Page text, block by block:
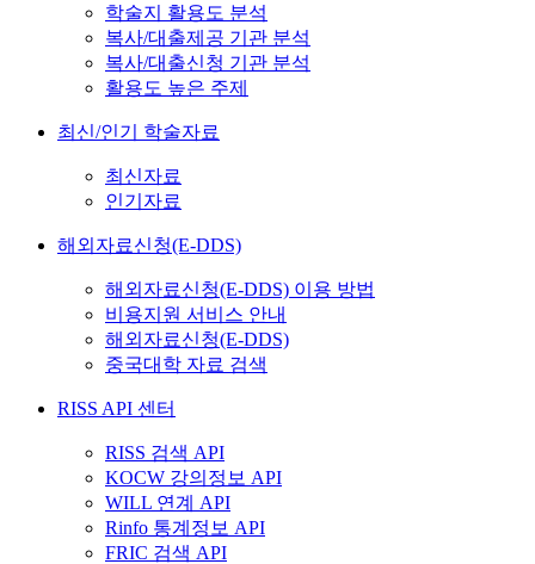
학술지 활용도 분석
복사/대출제공 기관 분석
복사/대출신청 기관 분석
활용도 높은 주제
최신/인기 학술자료
최신자료
인기자료
해외자료신청(E-DDS)
해외자료신청(E-DDS) 이용 방법
비용지원 서비스 안내
해외자료신청(E-DDS)
중국대학 자료 검색
RISS API 센터
RISS 검색 API
KOCW 강의정보 API
WILL 연계 API
Rinfo 통계정보 API
FRIC 검색 API